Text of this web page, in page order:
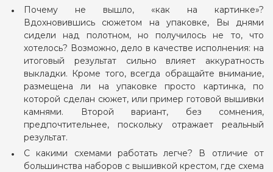
Почему не вышло, «как на картинке»?
Вдохновившись сюжетом на упаковке, Вы днями
сидели над полотном, но получилось не то, что
хотелось? Возможно, дело в качестве исполнения: на
итоговый результат сильно влияет аккуратность
выкладки. Кроме того, всегда обращайте внимание,
размещена ли на упаковке просто картинка, по
которой сделан сюжет, или пример готовой вышивки
камнями. Второй вариант, без сомнения,
предпочтительнее, поскольку отражает реальный
результат.
С какими схемами работать легче? В отличие от
большинства наборов с вышивкой крестом, где схема